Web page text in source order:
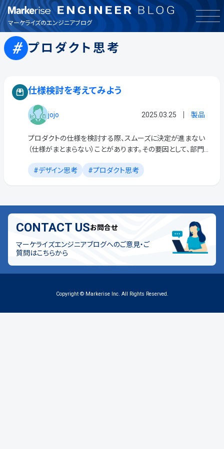
マーケライズのエンジニアブログ
インフラ
お知らせ
バックエンド
フロントエンド
品質保証
製品
プロダクト思考
仕様検討を考えてみよう
jojo 2025.03.25 製品
プロダクトの仕様を検討する際、スムーズに決定が進まない
（仕様がまとまらない）ことがあります。その要因として、部門間
られます。しかし、「ユーザーにとって価値のあるプロ […]
デザイン思考 プロダクト思考
CONTACT USお問合せ
マーケライズエンジニアブログへのご意見・ご
質問はこちらから
Copyright © Markerise Inc. All Rights Reserved.